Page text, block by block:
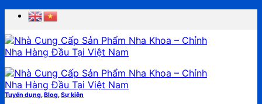
Chuyển
nội
dung
Tuyển dụng,Blog,Sự kiện